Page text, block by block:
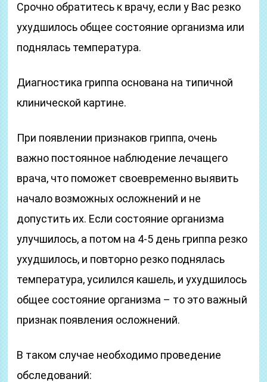
Срочно обратитесь к врачу, если у Вас резко
ухудшилось общее состояние организма или
поднялась температура.
Диагностика гриппа основана на типичной
клинической картине.
При появлении признаков гриппа, очень
важно постоянное наблюдение лечащего
врача, что поможет своевременно выявить
начало возможных осложнений и не
допустить их. Если состояние организма
улучшилось, а потом на 4-5 день гриппа резко
ухудшилось, и повторно резко поднялась
температура, усилился кашель, и ухудшилось
общее состояние организма – то это важный
признак появления осложнений.
В таком случае необходимо проведение
обследований: